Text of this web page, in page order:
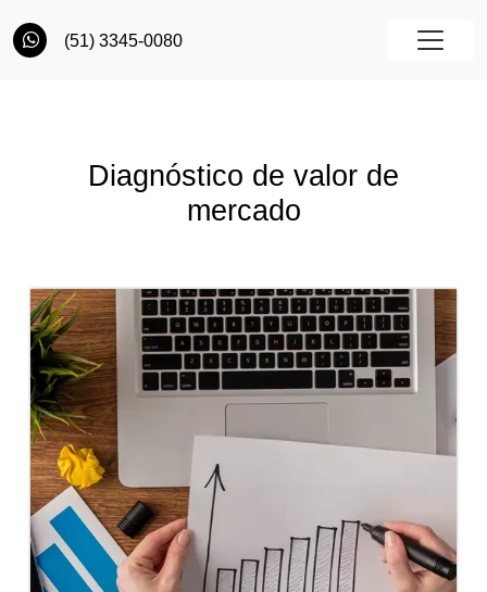
(51) 3345-0080
Diagnóstico de valor de
mercado